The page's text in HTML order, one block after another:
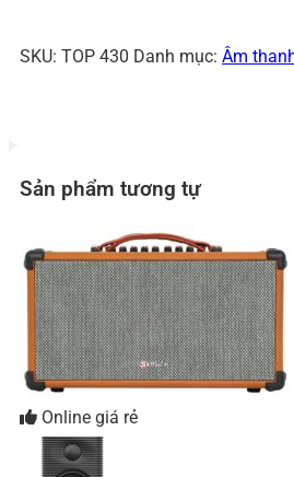
SKU: TOP 430 Danh mục: Âm
Sản phẩm tương tự
Online giá rẻ